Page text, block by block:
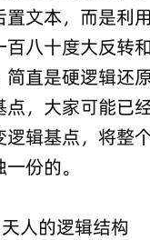
置文本，而是利
百八十度大反转
简直是硬逻辑还
点，大家可能已
逻辑基点，将整
份的。
人的逻辑结构